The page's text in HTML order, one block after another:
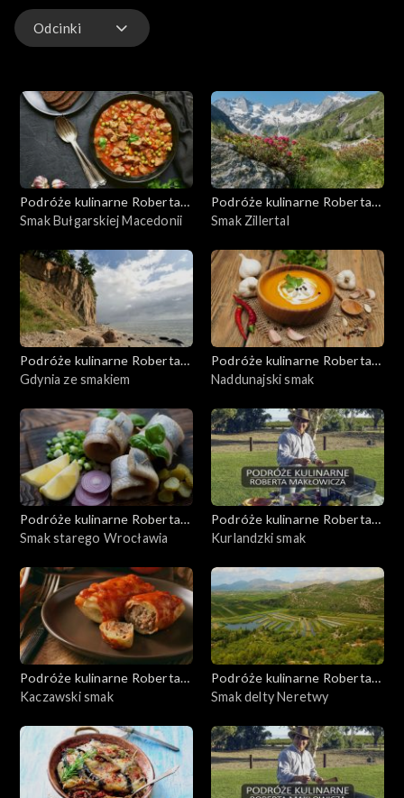
Odcinki
Podróże kulinarne Roberta
Makłowicza
Smak Bułgarskiej Macedonii
Podróże kulinarne Roberta
Makłowicza
Smak Zillertal
Podróże kulinarne Roberta
Makłowicza
Gdynia ze smakiem
Podróże kulinarne Roberta
Makłowicza
Naddunajski smak
Podróże kulinarne Roberta
Makłowicza
Smak starego Wrocławia
Podróże kulinarne Roberta
Makłowicza
Kurlandzki smak
Podróże kulinarne Roberta
Makłowicza
Kaczawski smak
Podróże kulinarne Roberta
Makłowicza
Smak delty Neretwy